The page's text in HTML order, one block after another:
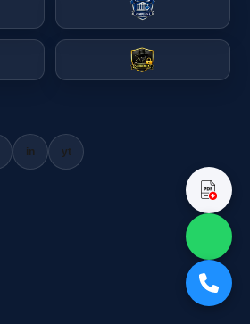
datang terlambat,
atau hasil
jadi
sering muncul dalam
kampanye adalah
desain yang berubah-
yang tidak rapi. Ketika itu
biasanya harus menambal
solusi darurat, padahal acara
sudah siap bergerak.
sangat berisiko karena dapat
in yt